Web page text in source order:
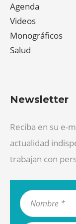
Agenda
Videos
Monográficos
Salud
Newsletter
Reciba en su e-
actualidad
trabajan con